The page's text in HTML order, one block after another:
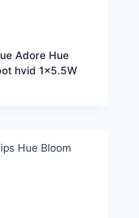
Adore Hue
hvid 1×5.5W